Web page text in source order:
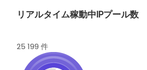
リアルタイム稼動中IPプール数
25 199 件